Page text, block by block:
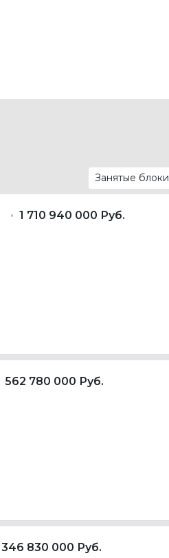
Занятые блоки
1 710 940 000 Руб.
562 780 000 Руб.
346 830 000 Руб.